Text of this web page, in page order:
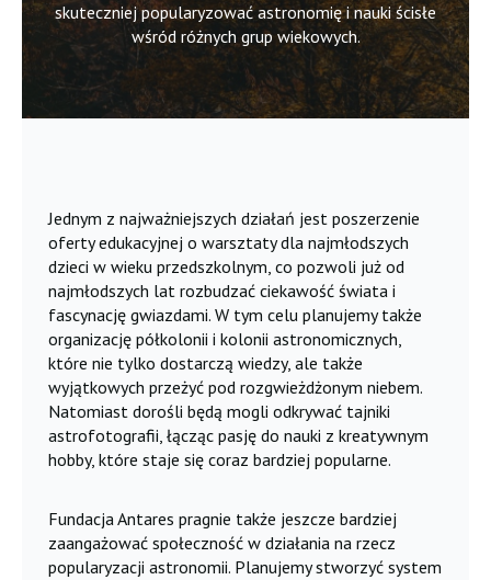
skuteczniej popularyzować astronomię i nauki ścisłe
wśród różnych grup wiekowych.
Jednym z najważniejszych działań jest poszerzenie
oferty edukacyjnej o warsztaty dla najmłodszych
dzieci w wieku przedszkolnym, co pozwoli już od
najmłodszych lat rozbudzać ciekawość świata i
fascynację gwiazdami. W tym celu planujemy także
organizację półkolonii i kolonii astronomicznych,
które nie tylko dostarczą wiedzy, ale także
wyjątkowych przeżyć pod rozgwieżdżonym niebem.
Natomiast dorośli będą mogli odkrywać tajniki
astrofotografii, łącząc pasję do nauki z kreatywnym
hobby, które staje się coraz bardziej popularne.
Fundacja Antares pragnie także jeszcze bardziej
zaangażować społeczność w działania na rzecz
popularyzacji astronomii. Planujemy stworzyć system